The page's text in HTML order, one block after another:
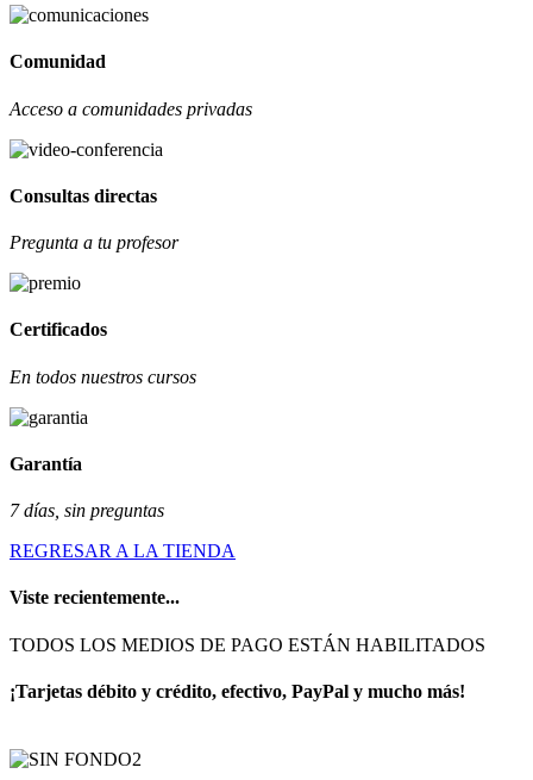
Comunidad
Acceso a comunidades privadas
Consultas directas
Pregunta a tu profesor
Certificados
En todos nuestros cursos
Garantía
7 días, sin preguntas
REGRESAR A LA TIENDA
Viste recientemente...
TODOS LOS MEDIOS DE PAGO ESTÁN HABILITADOS
¡Tarjetas débito y crédito, efectivo, PayPal y mucho más!